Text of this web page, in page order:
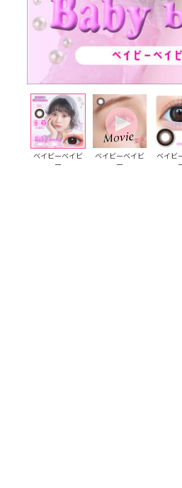
ベイビーベイビ
ー
ベイビーベイビ
ー
ベイビ